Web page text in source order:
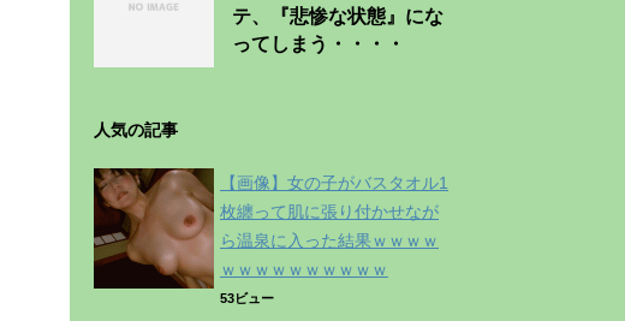
テ、『悲惨な状態』にな
ってしまう・・・・
人気の記事
【画像】女の子がバスタオル1
枚纏って肌に張り付かせなが
ら温泉に入った結果ｗｗｗｗ
ｗｗｗｗｗｗｗｗｗｗ
53ビュー